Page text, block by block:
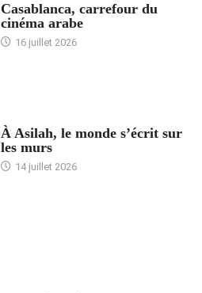
Casablanca, carrefour du
cinéma arabe
16 juillet 2026
À Asilah, le monde s’écrit sur
les murs
14 juillet 2026